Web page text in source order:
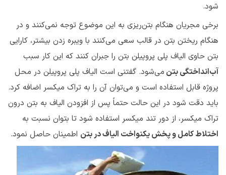
شود.
برخی مجریان هنگام بتن‌ریزی به این موضوع توجه نمی‌کنند و در
هنگام ریختن بتن در قالب سعی می‌کنند با ویبره زدن بیشتر، کارایی
بتن حاوی الیاف پلی پروپیلن بتن را جبران کنند که این کار سبب
آب‌انداختگی بتن می‌شود. گفتنی است الیاف پلی پروپیلن در محل
پروژه قابل استفاده است و می‌توان آن را به تراک میکسر اضافه کرد.
باید دقت شود در این حالت حتماً پس از افزودن الیاف به بتن درون
تراک میکسر، از دور تند میکسر استفاده شود تا بتوان نسبت به
اختلاط کامل و پخش یکنواخت الیاف در بتن اطمینان حاصل نمود.